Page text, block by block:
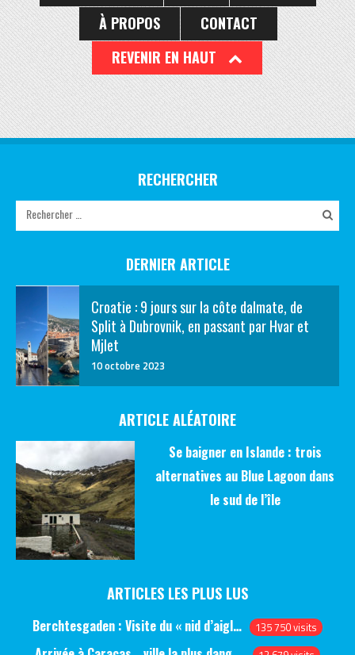
À PROPOS
CONTACT
REVENIR EN HAUT
RECHERCHER
DERNIER ARTICLE
Croatie : 9 jours sur la côte dalmate, de
Split à Dubrovnik, en passant par Hvar et
Mjlet
10 octobre 2023
ARTICLE ALÉATOIRE
Se baigner en Islande : trois
alternatives au Blue Lagoon dans
le sud de l’île
ARTICLES LES PLUS LUS
Berchtesgaden : Visite du « nid d’aigle » et des bunkers d’Hitler 135 750 visits